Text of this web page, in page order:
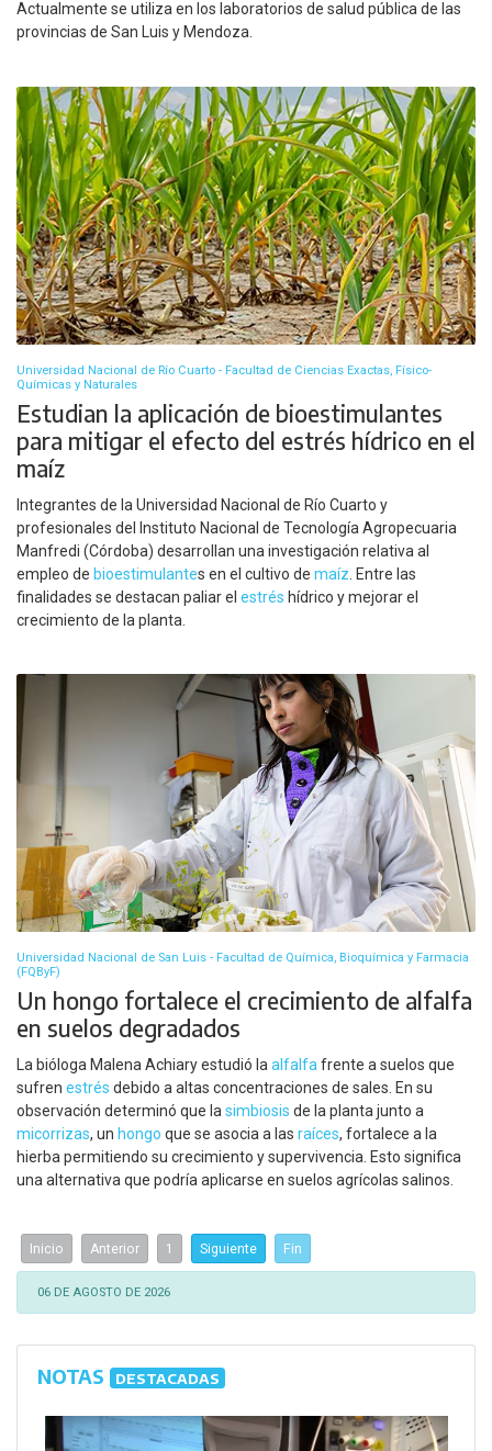
Actualmente se utiliza en los laboratorios de salud pública de las
provincias de San Luis y Mendoza.
Universidad Nacional de Río Cuarto - Facultad de Ciencias Exactas, Físico-
Químicas y Naturales
Estudian la aplicación de bioestimulantes
para mitigar el efecto del estrés hídrico en el
maíz
Integrantes de la Universidad Nacional de Río Cuarto y
profesionales del Instituto Nacional de Tecnología Agropecuaria
Manfredi (Córdoba) desarrollan una investigación relativa al
empleo de bioestimulantes en el cultivo de maíz . Entre las
finalidades se destacan paliar el estrés hídrico y mejorar el
crecimiento de la planta.
Universidad Nacional de San Luis - Facultad de Química, Bioquímica y Farmacia
(FQByF)
Un hongo fortalece el crecimiento de alfalfa
en suelos degradados
La bióloga Malena Achiary estudió la alfalfa frente a suelos que
sufren estrés debido a altas concentraciones de sales. En su
observación determinó que la simbiosis de la planta junto a
micorrizas, un hongo que se asocia a las raíces, fortalece a la
hierba permitiendo su crecimiento y supervivencia. Esto significa
una alternativa que podría aplicarse en suelos agrícolas salinos.
Inicio Anterior 1 Siguiente Fin
06 DE AGOSTO DE 2026
NOTAS DESTACADAS